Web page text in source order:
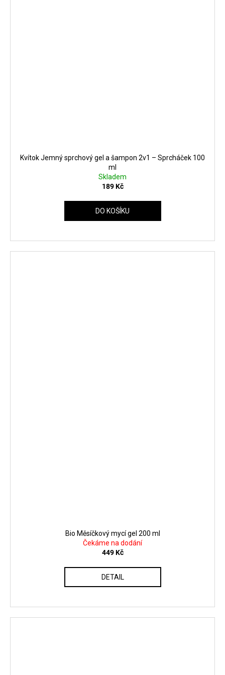
Kvítok Jemný sprchový gel a šampon 2v1 – Sprcháček 100
ml
Skladem
189 Kč
DO KOŠÍKU
Bio Měsíčkový mycí gel 200 ml
Čekáme na dodání
449 Kč
DETAIL